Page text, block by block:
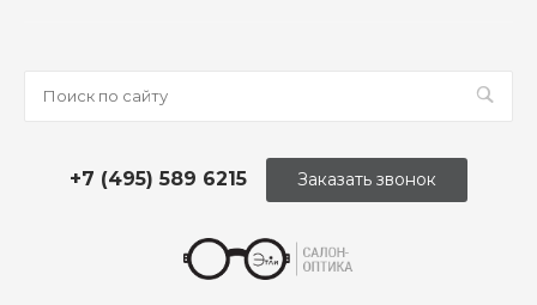
+7 (495) 589 6215 Заказать звонок